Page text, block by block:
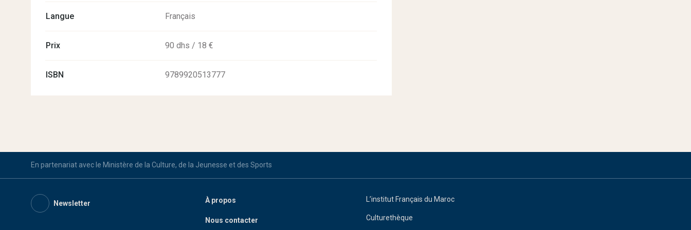
Langue Français
Prix 90 dhs / 18 €
ISBN 9789920513777
En partenariat avec le Ministère de la Culture, de la Jeunesse et des Sports
Newsletter À propos
Nous contacter
L’institut Français du Maroc
Culturethèque